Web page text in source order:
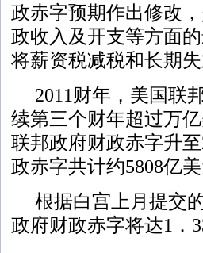
政赤字预期作出修改
政收入及开支等方面
将薪资税减税和长期
2011财年，美国联
续第三个财年超过万
联邦政府财政赤字升
政赤字共计约5808亿美
根据白宫上月提交
政府财政赤字将达1．